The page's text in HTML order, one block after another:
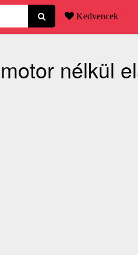
Kedvencek
nélkül